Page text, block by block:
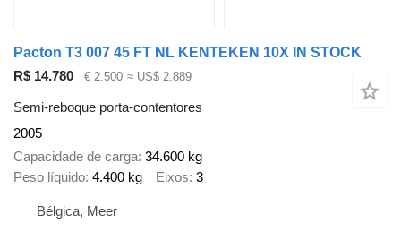
Pacton T3 007 45 FT NL KENTEKEN 10X IN STOCK
R$ 14.780
€ 2.500 ≈ US$ 2.889
Semi-reboque porta-contentores
2005
Capacidade de carga 34.600 kg
Peso líquido 4.400 kg Eixos 3
Bélgica, Meer